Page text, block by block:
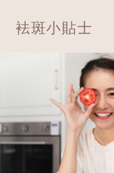
袪斑小貼士